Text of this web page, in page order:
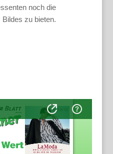
noch die
zu bieten.